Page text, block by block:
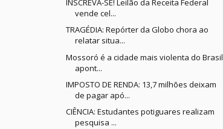
INSCREVA-SE! Leilão da Receita Federal
vende cel...
TRAGÉDIA: Repórter da Globo chora ao
relatar situa...
Mossoró é a cidade mais violenta do Brasil,
apont...
IMPOSTO DE RENDA: 13,7 milhões deixam
de pagar apó...
CIÊNCIA: Estudantes potiguares realizam
pesquisa ...